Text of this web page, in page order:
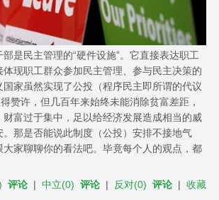
是民主管理的“硬件设施”。它直接表达职工
现职工群众参加民主管理、参与民主决策的
家虽然实现了公投（程序民主即所谓的代议
赞许，但几百年来始终未能消除贫富差距，
富过于集中，足以给经济发展造成相当的威
。那是否能说此制度（公投）安排不接地气
大家聊聊你的看法吧。毕竟每个人的观点，都
评论 |中立(0) 评论 | 反对(0) 评论 |收藏